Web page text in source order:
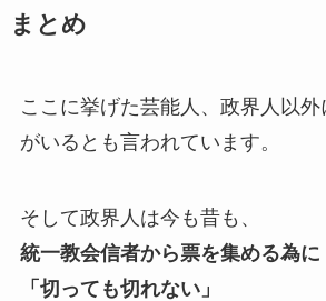
まとめ
ここに挙げた芸能人、政界人以
がいるとも言われています。
そして政界人は今も昔も、
統一教会信者から票を集める為に
「切っても切れない」